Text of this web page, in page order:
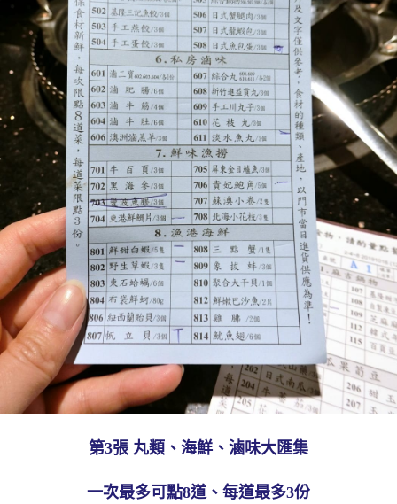
第3張 丸類、海鮮、滷味大匯集
一次最多可點8道、每道最多3份